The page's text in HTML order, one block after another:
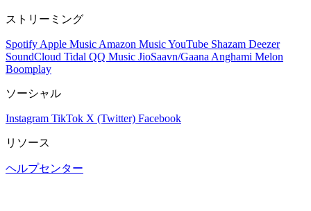
ストリーミング
Spotify Apple Music Amazon MusicYouTube Shazam Deezer
SoundCloud Tidal QQ Music JioSaavn/Gaana Anghami Melon
Boomplay
ソーシャル
Instagram TikTok X (Twitter) Facebook
リソース
ヘルプセンター